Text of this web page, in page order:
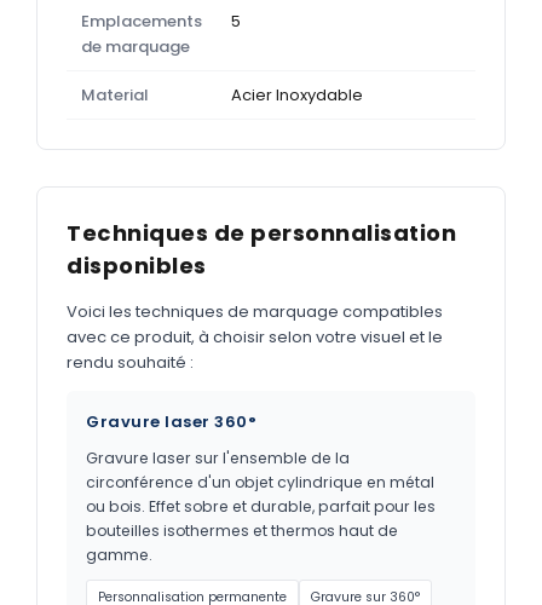
Emplacements
de marquage
5
Material Acier Inoxydable
Techniques de personnalisation
disponibles
Voici les techniques de marquage compatibles
avec ce produit, à choisir selon votre visuel et le
rendu souhaité :
Gravure laser 360°
Gravure laser sur l'ensemble de la
circonférence d'un objet cylindrique en métal
ou bois. Effet sobre et durable, parfait pour les
bouteilles isothermes et thermos haut de
gamme.
Personnalisation permanente Gravure sur 360°